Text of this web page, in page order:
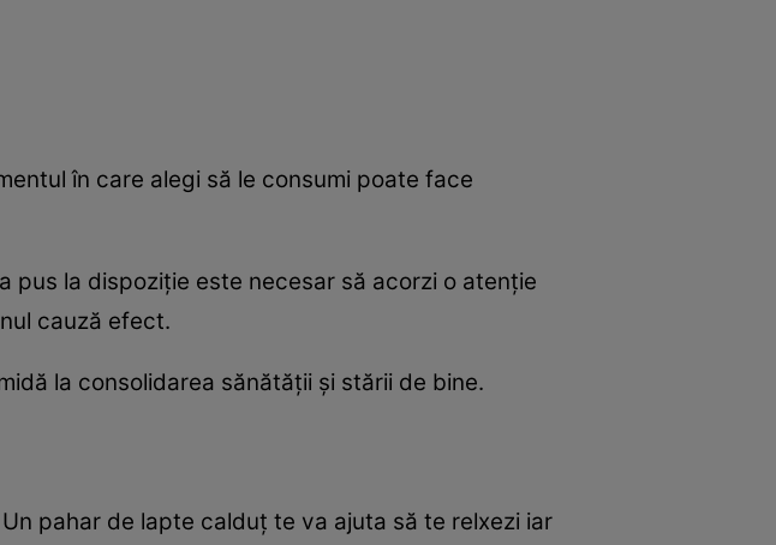
în care alegi să le consumi poate face
la dispoziţie este necesar să acorzi o atenţie
cauză efect.
la consolidarea sănătăţii şi stării de bine.
pahar de lapte calduţ te va ajuta să te relxezi iar